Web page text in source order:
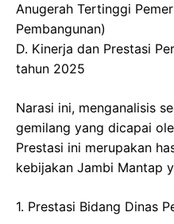
​Anugerah Tertinggi
Pembangunan)
D. Kinerja dan Prestasi
tahun 2025
Narasi ini, menganalisis
gemilang yang dicapai
Prestasi ini merupakan
kebijakan Jambi Mantap
​1. Prestasi Bidang Dinas